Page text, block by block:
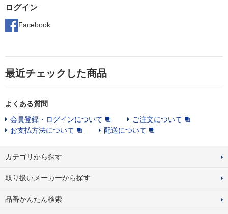
ログイン
Facebook
最近チェックした商品
よくある質問
会員登録・ログインについて
ご注文について
お支払方法について
配送について
カテゴリから探す
取り扱いメーカーから探す
品番かんたん検索